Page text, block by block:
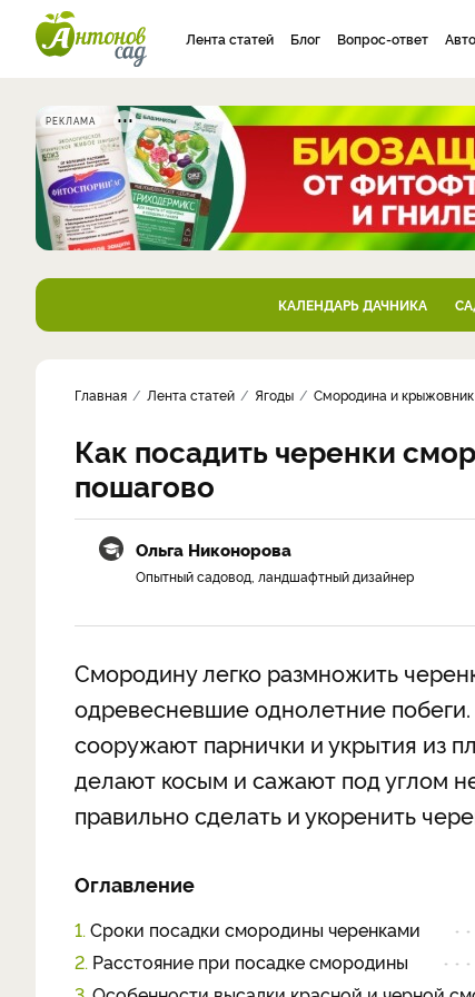
Лента статей Блог Вопрос-ответ
РЕКЛАМА
КАЛЕНДАРЬ ДАЧНИКА
Главная Лента статей Ягоды Смородина и крыжовник
Как посадить черенки
пошагово
Ольга Никонорова
Опытный садовод, ландшафтный дизайнер
Смородину легко размножить
одревесневшие однолетние
сооружают парнички и укрытия из
делают косым и сажают под углом
правильно сделать и укоренить
Оглавление
1. Сроки посадки смородины черенками
2. Расстояние при посадке смородины